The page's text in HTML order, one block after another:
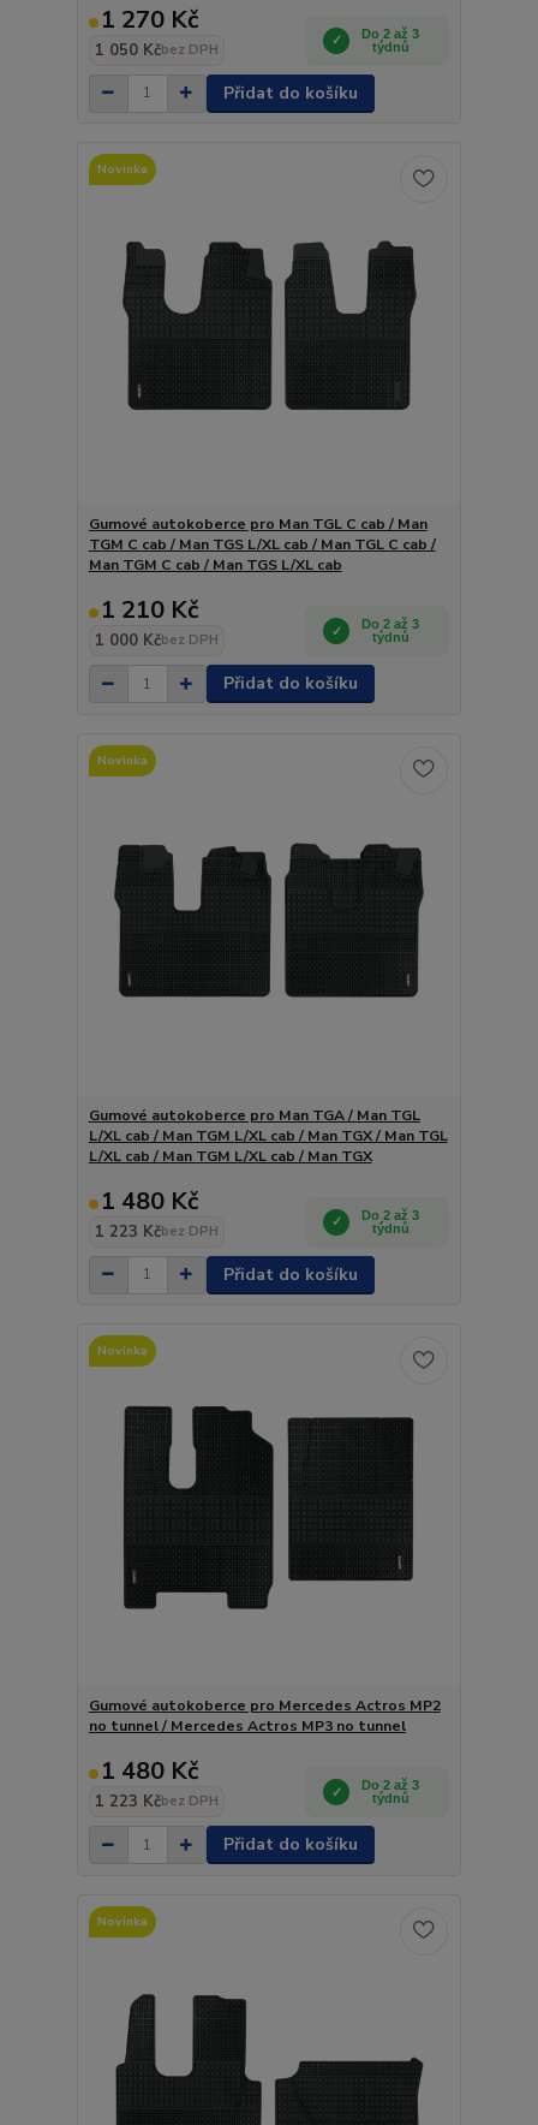
1 270 Kč
1 050 Kčbez DPH
Do 2 až 3
týdnů
Přidat do košíku
Novinka
Gumové autokoberce pro Man TGL C cab / Man
TGM C cab / Man TGS L/XL cab / Man TGL C cab /
Man TGM C cab / Man TGS L/XL cab
1 210 Kč
1 000 Kčbez DPH
Do 2 až 3
týdnů
Přidat do košíku
Novinka
Gumové autokoberce pro Man TGA / Man TGL
L/XL cab / Man TGM L/XL cab / Man TGX / Man TGL
L/XL cab / Man TGM L/XL cab / Man TGX
1 480 Kč
1 223 Kčbez DPH
Do 2 až 3
týdnů
Přidat do košíku
Novinka
Gumové autokoberce pro Mercedes Actros MP2
no tunnel / Mercedes Actros MP3 no tunnel
1 480 Kč
1 223 Kčbez DPH
Do 2 až 3
týdnů
Přidat do košíku
Novinka